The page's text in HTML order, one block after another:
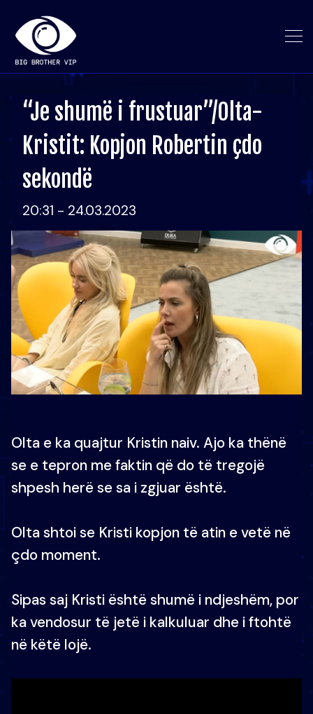
“Je shumë i frustuar”/Olta-
Kristit: Kopjon Robertin çdo
sekondë
20:31 - 24.03.2023
Olta e ka quajtur Kristin naiv. Ajo ka thënë
se e tepron me faktin që do të tregojë
shpesh herë se sa i zgjuar është.
Olta shtoi se Kristi kopjon të atin e vetë në
çdo moment.
Sipas saj Kristi është shumë i ndjeshëm, por
ka vendosur të jetë i kalkuluar dhe i ftohtë
në këtë lojë.